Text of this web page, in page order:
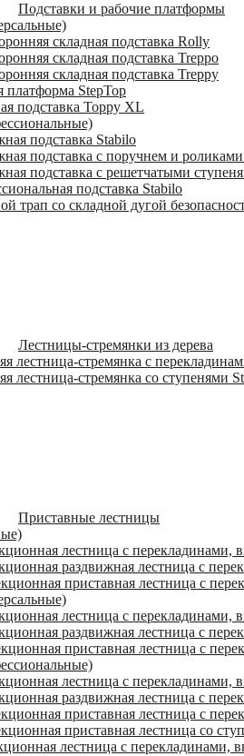
Подставки и рабочие платформы
складная подставка Rolly
складная подставка Treppo
складная подставка Treppy
платформа StepTop
подставка Toppy XL
подставка Stabilo
подставка с поручнем и
подставка с решетчатыми
подставка Stabilo
трап со складной дугой
Лестницы-стремянки из дерева
лестница-стремянка с
лестница-стремянка со ступенями
Приставные лестницы
лестница с перекладинами,
раздвижная лестница с
приставная лестница с
лестница с перекладинами,
раздвижная лестница с
приставная лестница с
лестница с перекладинами,
раздвижная лестница с
приставная лестница с
приставная лестница со
лестница с перекладинами,